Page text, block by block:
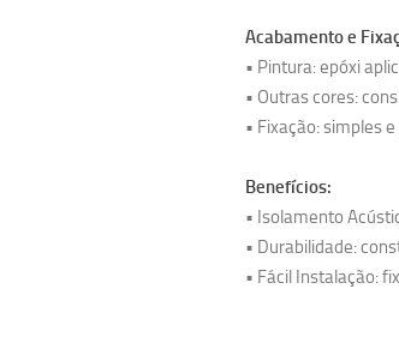
Acabamento e
• Pintura: epóxi
• Outras cores:
• Fixação: simples
Benefícios:
• Isolamento
• Durabilidade:
• Fácil Instalação: